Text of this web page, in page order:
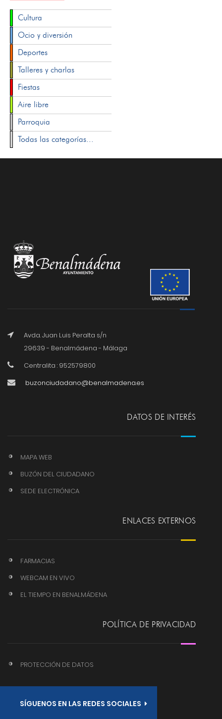
Cultura
Ocio y diversión
Deportes
Talleres y charlas
Fiestas
Aire libre
Parroquia
Todas las categorías...
Avda. Juan Luis Peralta s/n
29639 - Benalmádena - Málaga
Centralita : 952579800
buzonciudadano@benalmadena.es
DATOS DE INTERÉS
MAPA WEB
BUZÓN DEL CIUDADANO
SEDE ELECTRÓNICA
ENLACES EXTERNOS
FARMACIAS
WEBCAM EN VIVO
EL TIEMPO EN BENALMÁDENA
POLÍTICA DE PRIVACIDAD
PROTECCIÓN DE DATOS
SÍGUENOS EN LAS REDES SOCIALES